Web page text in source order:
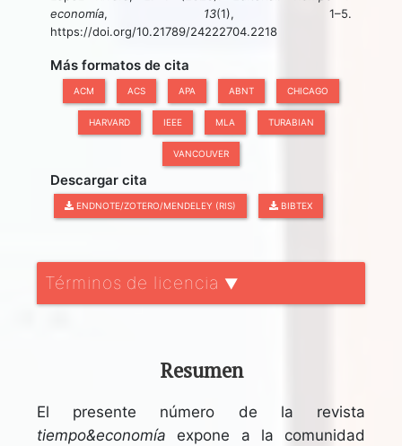
economía, 13(1), 1–5.
https://doi.org/10.21789/24222704.2218
Más formatos de cita
ACM ACS APA ABNT CHICAGO
HARVARD IEEE MLA TURABIAN
VANCOUVER
Descargar cita
ENDNOTE/ZOTERO/MENDELEY (RIS) BIBTEX
Términos de licencia ▼
Resumen
El presente número de la revista
tiempo&economía expone a la comunidad